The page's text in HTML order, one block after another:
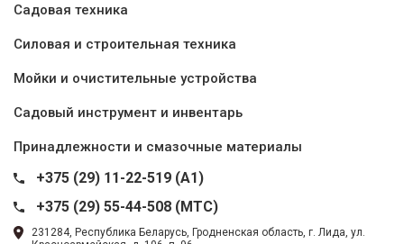
Садовая техника
Силовая и строительная техника
Мойки и очистительные устройства
Садовый инструмент и инвентарь
Принадлежности и смазочные материалы
+375 (29) 11-22-519 (A1)
+375 (29) 55-44-508 (MTC)
231284, Республика Беларусь, Гродненская область, г. Лида, ул.